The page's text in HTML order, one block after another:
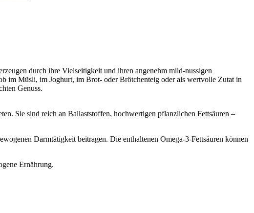
durch ihre Vielseitigkeit und ihren angenehm mild-nussigen
im Müsli, im Joghurt, im Brot- oder Brötchenteig oder als wertvolle Zutat in
Genuss.
Sie sind reich an Ballaststoffen, hochwertigen pflanzlichen Fettsäuren –
Darmtätigkeit beitragen. Die enthaltenen Omega-3-Fettsäuren können
Ernährung.